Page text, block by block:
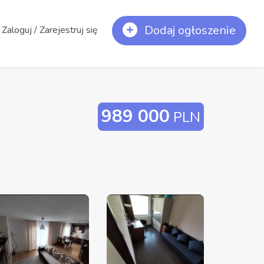
/ Zarejestruj się Dodaj ogłoszenie
989 000 PLN